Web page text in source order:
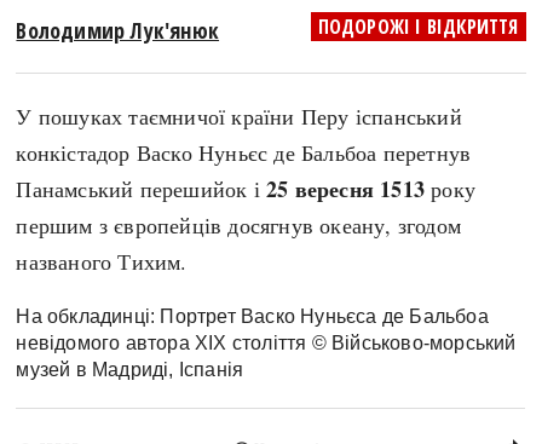
ПРАВИЛА ЖИТТЯ
КРУГЛІ ДАТИ
КАРТИ
НОТА БЕНЕ
ПРЯМА МОВА
МОЯ ІСТОРІЯ
Авіація і космонавтика
Архітектура і будівництво
Княжа доба
Козацька доба
ПОДОРОЖІ І ВІДКРИТТЯ
Володимир Лук'янюк
У пошуках таємничої країни Перу іспанський
конкістадор Васко Нуньєс де Бальбоа перетнув
Панамський перешийок і25 вересня 1513 року
першим з європейців досягнув океану, згодом
названого Тихим.
На обкладинці: Портрет Васко Нуньєса де Бальбоа
невідомого автора XIX століття © Військово-морський
музей в Мадриді, Іспанія